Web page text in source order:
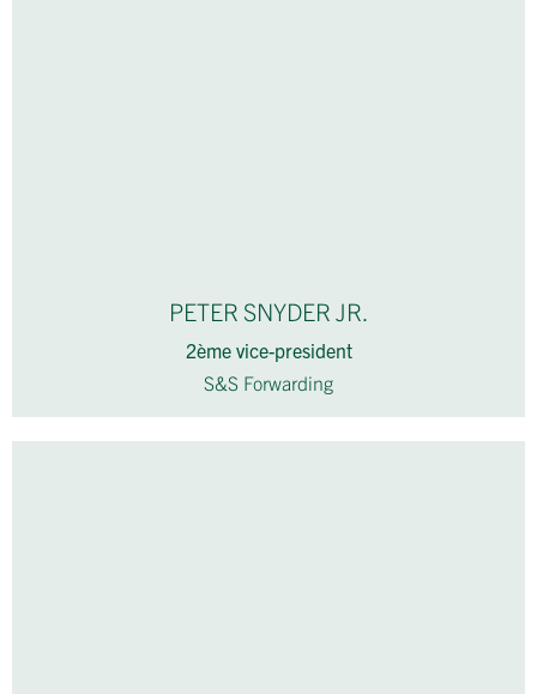
PETER SNYDER JR.
2ème vice-president
S&S Forwarding